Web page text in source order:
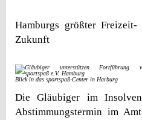
Hamburgs größter
Zukunft
Blick in das sportspaß-Center in Harburg
Die Gläubiger im
Abstimmungstermin im